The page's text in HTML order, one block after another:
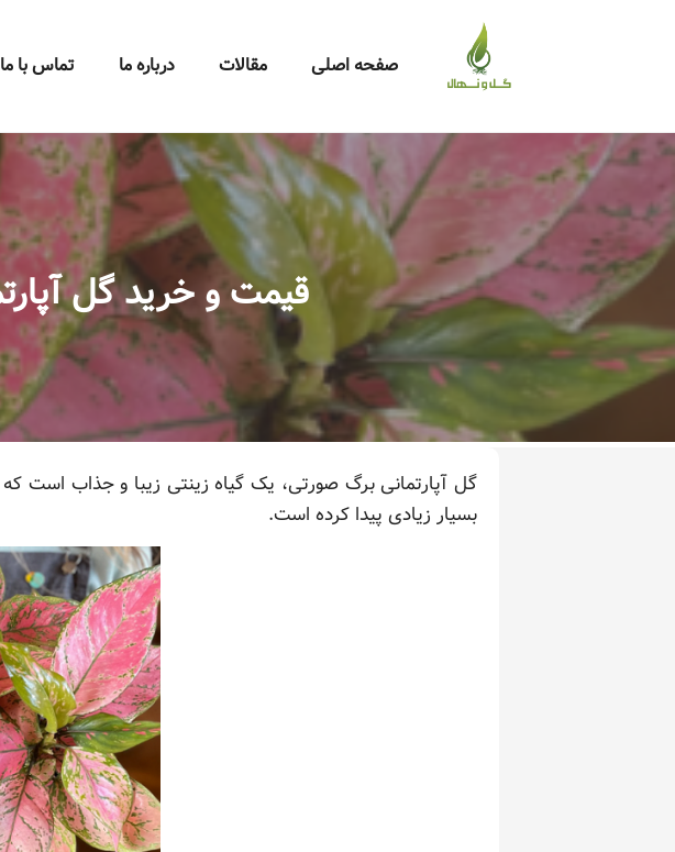
صفحه اصلی مقالات درباره ما تماس با ما
قیمت و خرید گل
گل آپارتمانی برگ صورتی، یک گیاه زینتی زیبا و جذاب است
بسیار زیادی پیدا کرده است.